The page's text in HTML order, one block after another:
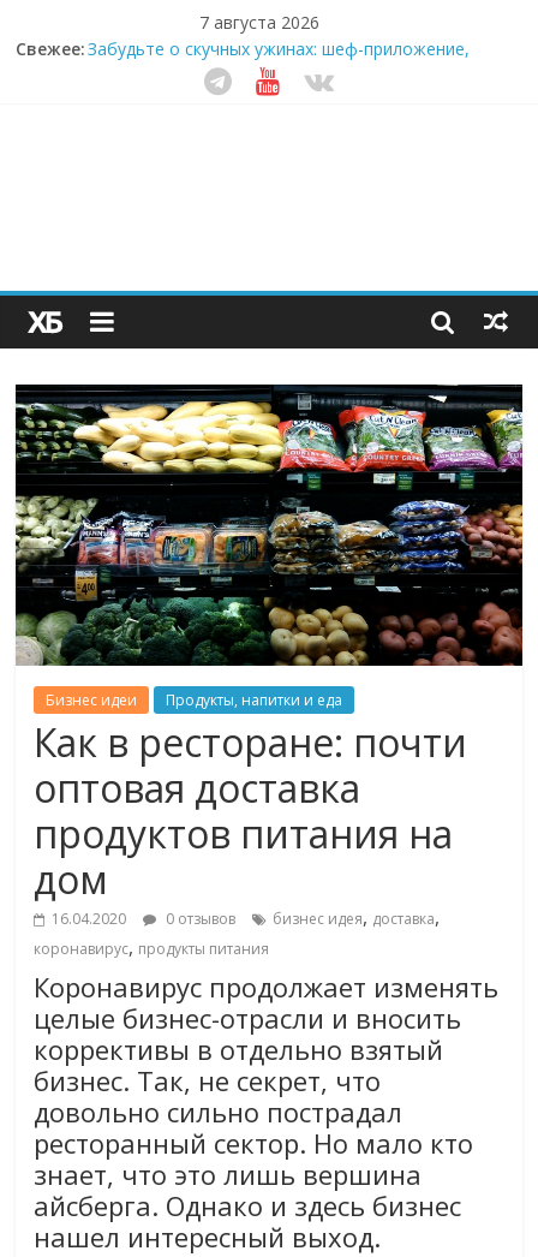
7 августа 2026
Свежее:Забудьте о скучных ужинах: шеф-приложение,
которое видит вашу еду насквозь
Небо зовёт: как бизнес на полётах дронов и
Секрет супергидратации: почему кокосовая вода с
пребиотиками становится главным трендом
здорового питания
Бизнес идеи Продукты, напитки и еда
Как в ресторане: почти
оптовая доставка
продуктов питания на
дом
16.04.2020 0 отзывов бизнес идея, доставка,
коронавирус, продукты питания
Коронавирус продолжает изменять
целые бизнес-отрасли и вносить
коррективы в отдельно взятый
бизнес. Так, не секрет, что
довольно сильно пострадал
ресторанный сектор. Но мало кто
знает, что это лишь вершина
айсберга. Однако и здесь бизнес
нашел интересный выход.